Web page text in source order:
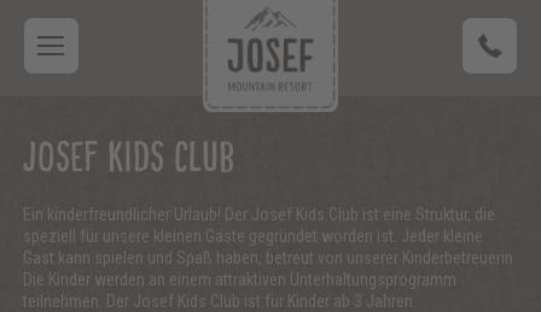
JOSEF KIDS CLUB
Ein kinderfreundlicher Urlaub! Der Josef Kids Club ist eine Struktur, die
speziell für unsere kleinen Gäste gegründet worden ist. Jeder kleine
Gast kann spielen und Spaß haben, betreut von unserer Kinderbetreuerin.
Die Kinder werden an einem attraktiven Unterhaltungsprogramm
teilnehmen. Der Josef Kids Club ist für Kinder ab 3 Jahren.